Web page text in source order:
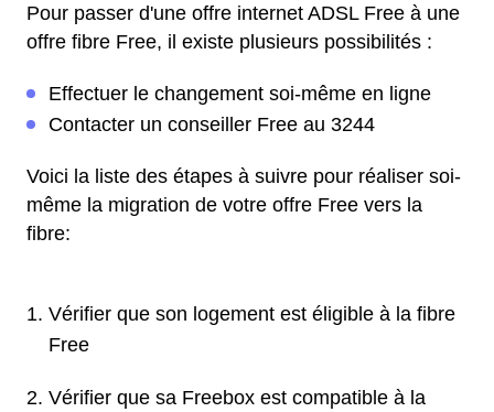
Pour passer d'une offre internet ADSL Free à une
offre fibre Free, il existe plusieurs possibilités :
Effectuer le changement soi-même en ligne
Contacter un conseiller Free au 3244
Voici la liste des étapes à suivre pour réaliser soi-
même la migration de votre offre Free vers la
fibre:
Vérifier que son logement est éligible à la fibre
Free
Vérifier que sa Freebox est compatible à la